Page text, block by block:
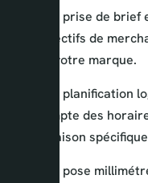
Une prise de
objectifs de
de votre marque.
Une planification
compte des
livraison
Une pose